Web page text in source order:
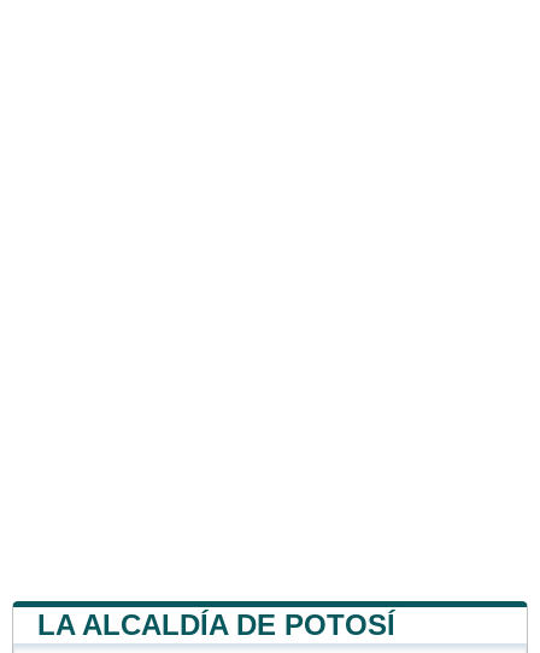
LA ALCALDÍA DE POTOSÍ